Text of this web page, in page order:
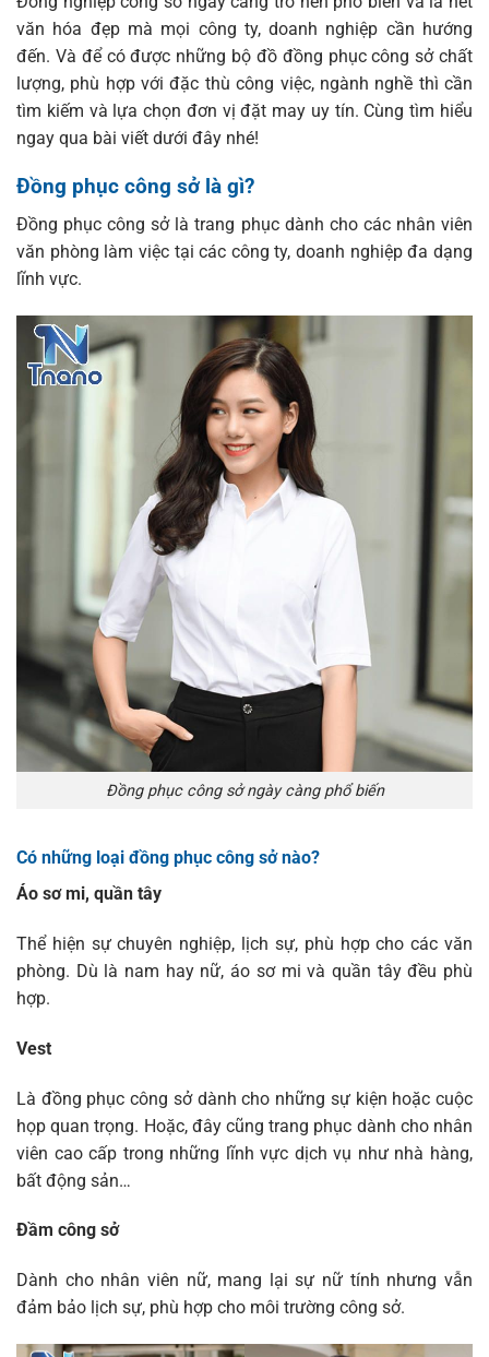
văn hóa đẹp mà mọi công ty, doanh nghiệp cần hướng
đến. Và để có được những bộ đồ đồng phục công sở chất
lượng, phù hợp với đặc thù công việc, ngành nghề thì cần
tìm kiếm và lựa chọn đơn vị đặt may uy tín. Cùng tìm hiểu
ngay qua bài viết dưới đây nhé!
Đồng phục công sở là gì?
Đồng phục công sở là trang phục dành cho các nhân viên
văn phòng làm việc tại các công ty, doanh nghiệp đa dạng
lĩnh vực.
Đồng phục công sở ngày càng phổ biến
Có những loại đồng phục công sở nào?
Áo sơ mi, quần tây
Thể hiện sự chuyên nghiệp, lịch sự, phù hợp cho các văn
phòng. Dù là nam hay nữ, áo sơ mi và quần tây đều phù
hợp.
Vest
Là đồng phục công sở dành cho những sự kiện hoặc cuộc
họp quan trọng. Hoặc, đây cũng trang phục dành cho nhân
viên cao cấp trong những lĩnh vực dịch vụ như nhà hàng,
bất động sản…
Đầm công sở
Dành cho nhân viên nữ, mang lại sự nữ tính nhưng vẫn
đảm bảo lịch sự, phù hợp cho môi trường công sở.